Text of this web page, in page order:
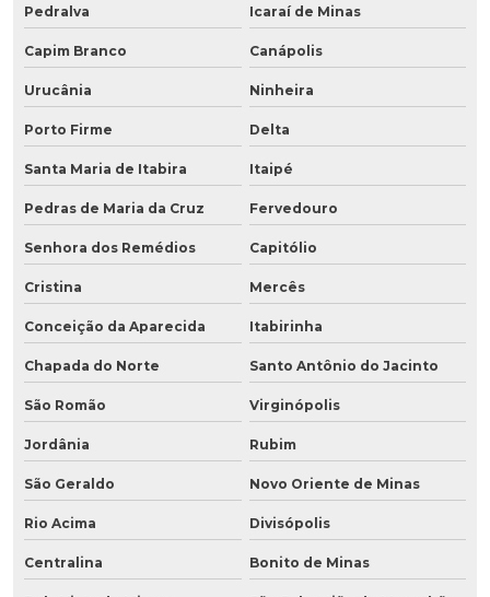
Pedralva Icaraí de Minas
Capim Branco Canápolis
Urucânia Ninheira
Porto Firme Delta
Santa Maria de Itabira Itaipé
Pedras de Maria da Cruz Fervedouro
Senhora dos Remédios Capitólio
Cristina Mercês
Conceição da Aparecida Itabirinha
Chapada do Norte Santo Antônio do Jacinto
São Romão Virginópolis
Jordânia Rubim
São Geraldo Novo Oriente de Minas
Rio Acima Divisópolis
Centralina Bonito de Minas